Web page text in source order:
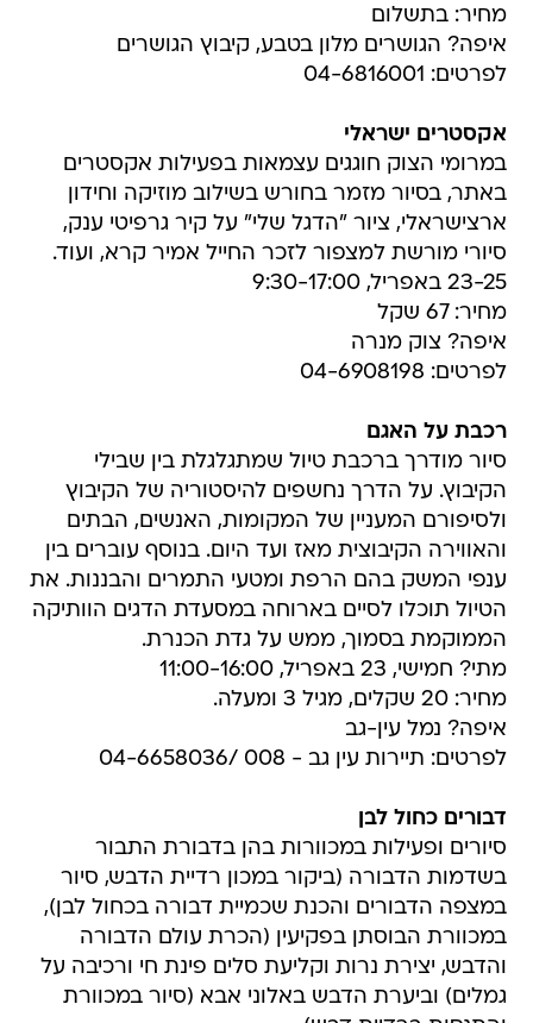
מחיר: בתשלום
איפה? הגושרים מלון בטבע, קיבוץ הגושרים
לפרטים: 04-6816001
אקסטרים ישראלי
במרומי הצוק חוגגים עצמאות בפעילות אקסטרים
באתר, בסיור מזמר בחורש בשילוב מוזיקה וחידון
ארצישראלי, ציור "הדגל שלי" על קיר גרפיטי ענק,
סיורי מורשת למצפור לזכר החייל אמיר קרא, ועוד.
23-25 באפריל, 9:30-17:00
מחיר: 67 שקל
איפה? צוק מנרה
לפרטים: 04-6908198
רכבת על האגם
סיור מודרך ברכבת טיול שמתגלגלת בין שבילי
הקיבוץ. על הדרך נחשפים להיסטוריה של הקיבוץ
ולסיפורם המעניין של המקומות, האנשים, הבתים
והאווירה הקיבוצית מאז ועד היום. בנוסף עוברים בין
ענפי המשק בהם הרפת ומטעי התמרים והבננות. את
הטיול תוכלו לסיים בארוחה במסעדת הדגים הוותיקה
הממוקמת בסמוך, ממש על גדת הכנרת.
מתי? חמישי, 23 באפריל, 11:00-16:00
מחיר: 20 שקלים, מגיל 3 ומעלה.
איפה? נמל עין-גב
לפרטים: תיירות עין גב - 008 /04-6658036
דבורים כחול לבן
סיורים ופעילות במכוורות בהן בדבורת התבור
בשדמות הדבורה (ביקור במכון רדיית הדבש, סיור
במצפה הדבורים והכנת שכמיית דבורה בכחול לבן),
במכוורת הבוסתן בפקיעין (הכרת עולם הדבורה
והדבש, יצירת נרות וקליעת סלים פינת חי ורכיבה על
גמלים) וביערת הדבש באלוני אבא (סיור במכוורת